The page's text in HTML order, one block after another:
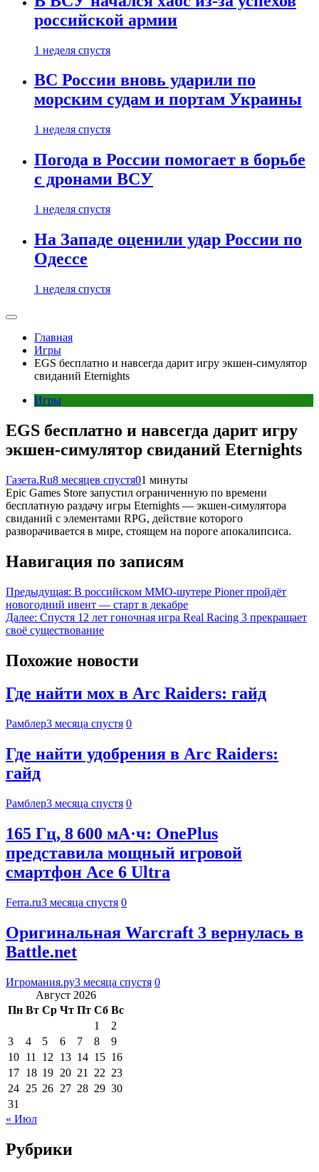
российской армии
1 неделя спустя
ВС России вновь ударили по
морским судам и портам Украины
1 неделя спустя
Погода в России помогает в борьбе
с дронами ВСУ
1 неделя спустя
На Западе оценили удар России по
Одессе
1 неделя спустя
Главная
Игры
EGS бесплатно и навсегда дарит игру экшен-симулятор
свиданий Eternights
Игры
EGS бесплатно и навсегда дарит игру
экшен-симулятор свиданий Eternights
Газета.Ru8 месяцев спустя01 минуты
Epic Games Store запустил ограниченную по времени
бесплатную раздачу игры Eternights — экшен-симулятора
свиданий с элементами RPG, действие которого
разворачивается в мире, стоящем на пороге апокалипсиса.
Навигация по записям
Предыдущая: В российском MMO-шутере Pioner пройдёт
новогодний ивент — старт в декабре
Далее: Спустя 12 лет гоночная игра Real Racing 3 прекращает
своё существование
Похожие новости
Где найти мох в Arc Raiders: гайд
Рамблер3 месяца спустя 0
Где найти удобрения в Arc Raiders:
гайд
Рамблер3 месяца спустя 0
165 Гц, 8 600 мА·ч: OnePlus
представила мощный игровой
смартфон Ace 6 Ultra
Ferra.ru3 месяца спустя 0
Оригинальная Warcraft 3 вернулась в
Battle.net
Игромания.ру3 месяца спустя 0
Август 2026
Пн Вт Ср Чт Пт Сб Вс
1
2
3
4 5 6 7 8
9
10 11 12 13 14 15 16
17 18 19 20 21 22 23
24 25 26 27 28 29 30
31
« Июл
Рубрики